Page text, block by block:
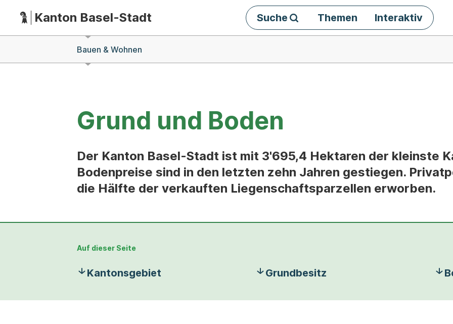
Kanton Basel-Stadt Suche Themen Interaktiv
Bauen & Wohnen
Grund und Boden
Der Kanton Basel-Stadt ist mit 3'695,4 Hektaren der kleinste
Bodenpreise sind in den letzten zehn Jahren gestiegen.
die Hälfte der verkauften Liegenschaftsparzellen erworben.
Auf dieser Seite
Kantonsgebiet Grundbesitz